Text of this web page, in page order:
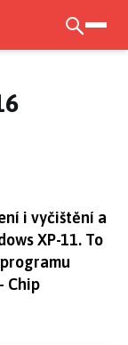
i vyčištění a
XP-11. To
Chip